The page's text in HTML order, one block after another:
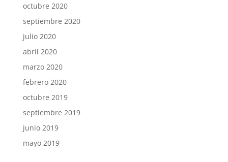
octubre 2020
septiembre 2020
julio 2020
abril 2020
marzo 2020
febrero 2020
octubre 2019
septiembre 2019
junio 2019
mayo 2019